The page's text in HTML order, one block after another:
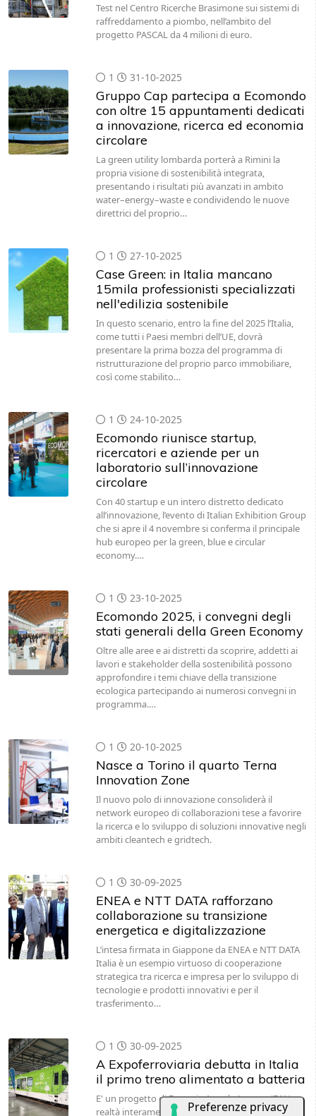
Test nel Centro Ricerche Brasimone sui sistemi di
raffreddamento a piombo, nell’ambito del
progetto PASCAL da 4 milioni di euro.
1 31-10-2025
Gruppo Cap partecipa a Ecomondo
con oltre 15 appuntamenti dedicati
a innovazione, ricerca ed economia
circolare
La green utility lombarda porterà a Rimini la
propria visione di sostenibilità integrata,
presentando i risultati più avanzati in ambito
water–energy–waste e condividendo le nuove
direttrici del proprio…
1 27-10-2025
Case Green: in Italia mancano
15mila professionisti specializzati
nell'edilizia sostenibile
In questo scenario, entro la fine del 2025 l’Italia,
come tutti i Paesi membri dell’UE, dovrà
presentare la prima bozza del programma di
ristrutturazione del proprio parco immobiliare,
così come stabilito…
1 24-10-2025
Ecomondo riunisce startup,
ricercatori e aziende per un
laboratorio sull’innovazione
circolare
Con 40 startup e un intero distretto dedicato
all’innovazione, l’evento di Italian Exhibition Group
che si apre il 4 novembre si conferma il principale
hub europeo per la green, blue e circular
economy.…
1 23-10-2025
Ecomondo 2025, i convegni degli
stati generali della Green Economy
Oltre alle aree e ai distretti da scoprire, addetti ai
lavori e stakeholder della sostenibilità possono
approfondire i temi chiave della transizione
ecologica partecipando ai numerosi convegni in
programma.…
1 20-10-2025
Nasce a Torino il quarto Terna
Innovation Zone
Il nuovo polo di innovazione consoliderà il
network europeo di collaborazioni tese a favorire
la ricerca e lo sviluppo di soluzioni innovative negli
ambiti cleantech e gridtech.
1 30-09-2025
ENEA e NTT DATA rafforzano
collaborazione su transizione
energetica e digitalizzazione
L’intesa firmata in Giappone da ENEA e NTT DATA
Italia è un esempio virtuoso di cooperazione
strategica tra ricerca e impresa per lo sviluppo di
tecnologie e prodotti innovativi e per il
trasferimento…
1 30-09-2025
A Expoferroviaria debutta in Italia
il primo treno alimentato a batteria
E' un progetto di Ferrovie Appulo Lucane (FAL),
realtà interamente partecipata dal MIT, che era